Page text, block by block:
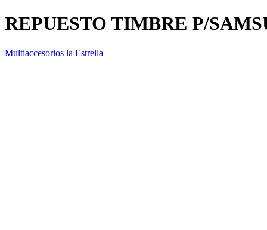
REPUESTO TIMBRE P/
Multiaccesorios la Estrella